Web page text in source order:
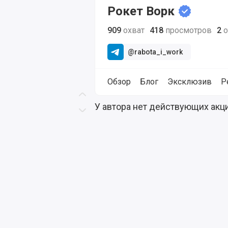
Скролл вверх
Скролл вниз
Рокет Ворк
909 охват 418 просмотров 2
@rabota_i_work
Обзор Блог Эксклюзив
Выгодные акции на продукты и
У автора нет действующих